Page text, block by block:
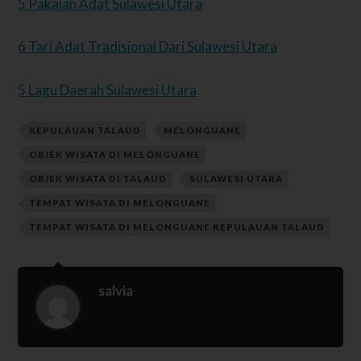
6 Tari Adat Tradisional Dari Sulawesi Utara
5 Lagu Daerah Sulawesi Utara
KEPULAUAN TALAUD MELONGUANE
OBJEK WISATA DI MELONGUANE
OBJEK WISATA DI TALAUD SULAWESI UTARA
TEMPAT WISATA DI MELONGUANE
TEMPAT WISATA DI MELONGUANE KEPULAUAN TALAUD
salvia